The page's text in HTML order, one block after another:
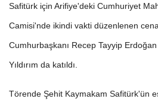
Safitürk için Arifiye'deki Cumhuriyet
Camisi'nde ikindi vakti düzenlenen
Cumhurbaşkanı Recep Tayyip
Yıldırım da katıldı.
Törende Şehit Kaymakam Safitürk'ün